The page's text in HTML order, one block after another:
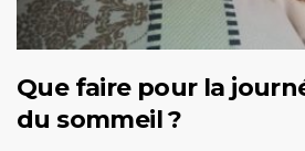
Que faire pour la
du sommeil ?